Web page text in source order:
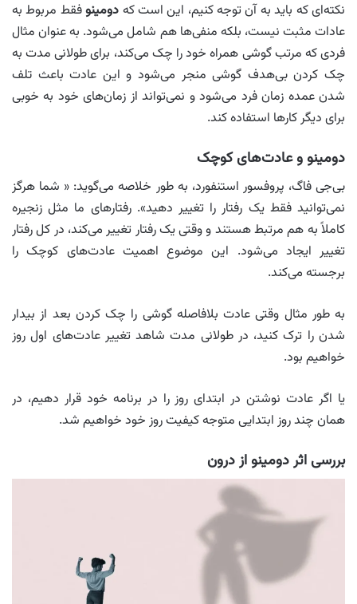
نکته‌ای که باید به آن توجه کنیم، این است که دومینوفقط مربوط به
عادات مثبت نیست، بلکه منفی‌ها هم شامل می‌شود. به عنوان مثال
فردی که مرتب گوشی همراه خود را چک می‌کند، برای طولانی مدت به
چک کردن بی‌هدف گوشی منجر می‌شود و این عادت باعث تلف
شدن عمده زمان فرد می‌شود و نمی‌تواند از زمان‌های خود به خوبی
برای دیگر کارها استفاده کند.
دومینو و عادت‌های کوچک
بی‌جی فاگ، پروفسور استنفورد، به طور خلاصه می‌گوید: « شما هرگز
نمی‌توانید فقط یک رفتار را تغییر دهید». رفتارهای ما مثل زنجیره
کاملاً به هم مرتبط هستند و وقتی یک رفتار تغییر می‌کند، در کل رفتار
تغییر ایجاد می‌شود. این موضوع اهمیت عادت‌های کوچک را
برجسته می‌کند.
به طور مثال وقتی عادت بلافاصله گوشی را چک کردن بعد از بیدار
شدن را ترک کنید، در طولانی مدت شاهد تغییر عادت‌های اول روز
خواهیم بود.
یا اگر عادت نوشتن در ابتدای روز را در برنامه خود قرار دهیم، در
همان چند روز ابتدایی متوجه کیفیت روز خود خواهیم شد.
بررسی اثر دومینو از درون